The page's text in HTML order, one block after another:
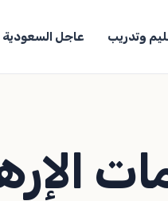
وتدريب عاجل السعودية